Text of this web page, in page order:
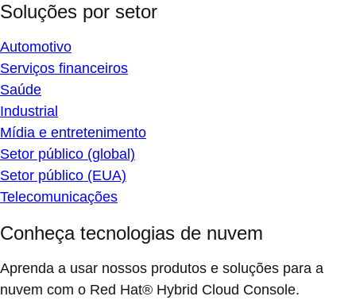
Soluções por setor
Automotivo
Serviços financeiros
Saúde
Industrial
Mídia e entretenimento
Setor público (global)
Setor público (EUA)
Telecomunicações
Conheça tecnologias de nuvem
Aprenda a usar nossos produtos e soluções para a
nuvem com o Red Hat® Hybrid Cloud Console.